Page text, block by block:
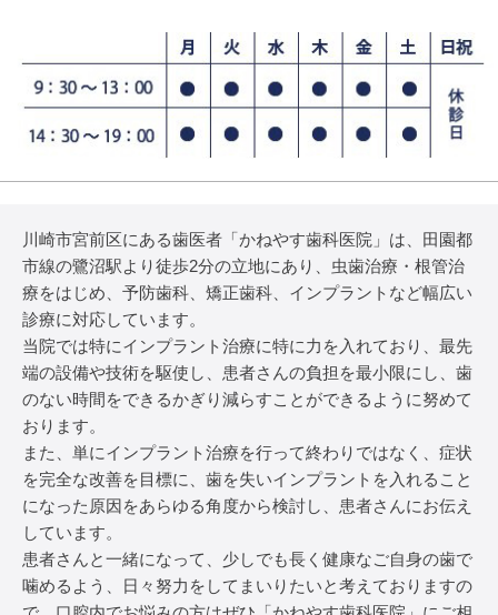
川崎市宮前区にある歯医者「かねやす歯科医院」は、田園都
市線の鷺沼駅より徒歩2分の立地にあり、虫歯治療・根管治
療をはじめ、予防歯科、矯正歯科、インプラントなど幅広い
診療に対応しています。
当院では特にインプラント治療に特に力を入れており、最先
端の設備や技術を駆使し、患者さんの負担を最小限にし、歯
のない時間をできるかぎり減らすことができるように努めて
おります。
また、単にインプラント治療を行って終わりではなく、症状
を完全な改善を目標に、歯を失いインプラントを入れること
になった原因をあらゆる角度から検討し、患者さんにお伝え
しています。
患者さんと一緒になって、少しでも長く健康なご自身の歯で
噛めるよう、日々努力をしてまいりたいと考えておりますの